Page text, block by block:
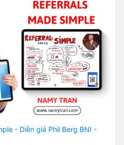
- Diễn giả Phil Berg BNI -